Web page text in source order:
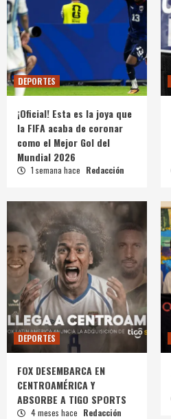
DEPORTES
¡Oficial! Esta es la joya que
la FIFA acaba de coronar
como el Mejor Gol del
Mundial 2026
1 semana hace Redacción
DEPORTES
FOX DESEMBARCA EN
CENTROAMÉRICA Y
ABSORBE A TIGO SPORTS
4 meses hace Redacción